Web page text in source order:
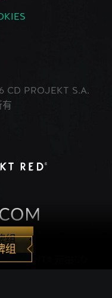
组
组
CD PROJEKT S.A.
GWENT® 是由CD